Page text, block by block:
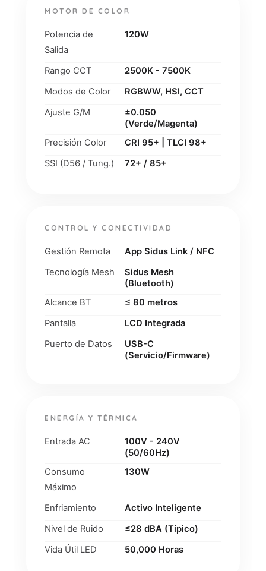
MOTOR DE COLOR
Potencia de
Salida
120W
Rango CCT
2500K - 7500K
Modos de Color
RGBWW, HSI, CCT
Ajuste G/M
±0.050
(Verde/Magenta)
Precisión Color
CRI 95+ | TLCI 98+
SSI (D56 / Tung.)
72+ / 85+
CONTROL Y CONECTIVIDAD
Gestión Remota
App Sidus Link / NFC
Tecnología Mesh
Sidus Mesh
(Bluetooth)
Alcance BT
≤ 80 metros
Pantalla
LCD Integrada
Puerto de Datos
USB-C
(Servicio/Firmware)
ENERGÍA Y TÉRMICA
Entrada AC
100V - 240V
(50/60Hz)
Consumo
Máximo
130W
Enfriamiento
Activo Inteligente
Nivel de Ruido
≤28 dBA (Típico)
Vida Útil LED
50,000 Horas